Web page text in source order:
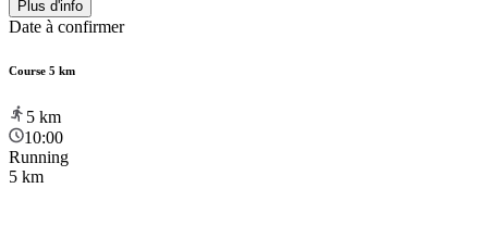
Plus d'info
Date à confirmer
Course 5 km
5 km
10:00
Running
5 km